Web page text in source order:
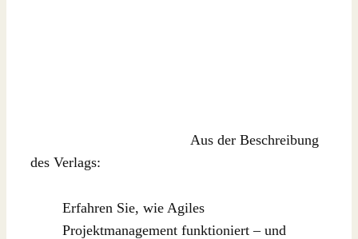
Aus der Beschreibung
des Verlags:
Erfahren Sie, wie Agiles
Projektmanagement funktioniert – und